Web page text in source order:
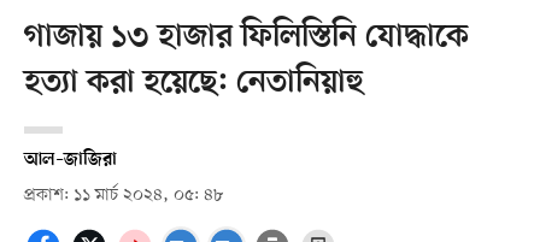
গাজায় ১৩ হাজার ফিলিস্তিনি যোদ্ধাকে
হত্যা করা হয়েছে: নেতানিয়াহু
আল–জাজিরা
প্রকাশ: ১১ মার্চ ২০২৪, ০৫: ৪৮